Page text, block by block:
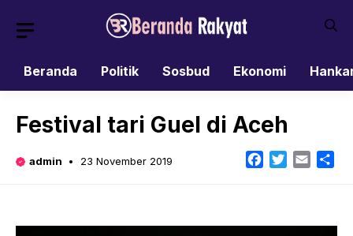
Beranda
Politik Sosbud Ekonomi
Festival tari Guel di Aceh
admin 23 November 2019 Facebook
TwitterEmail